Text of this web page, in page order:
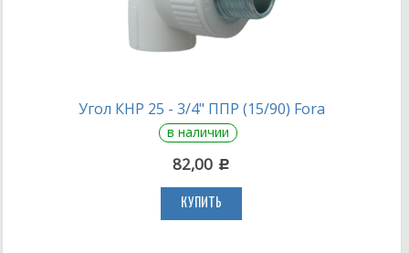
Угол КНР 25 - 3/4" ППР (15/90) Fora
в наличии
82,00 c
КУПИТЬ